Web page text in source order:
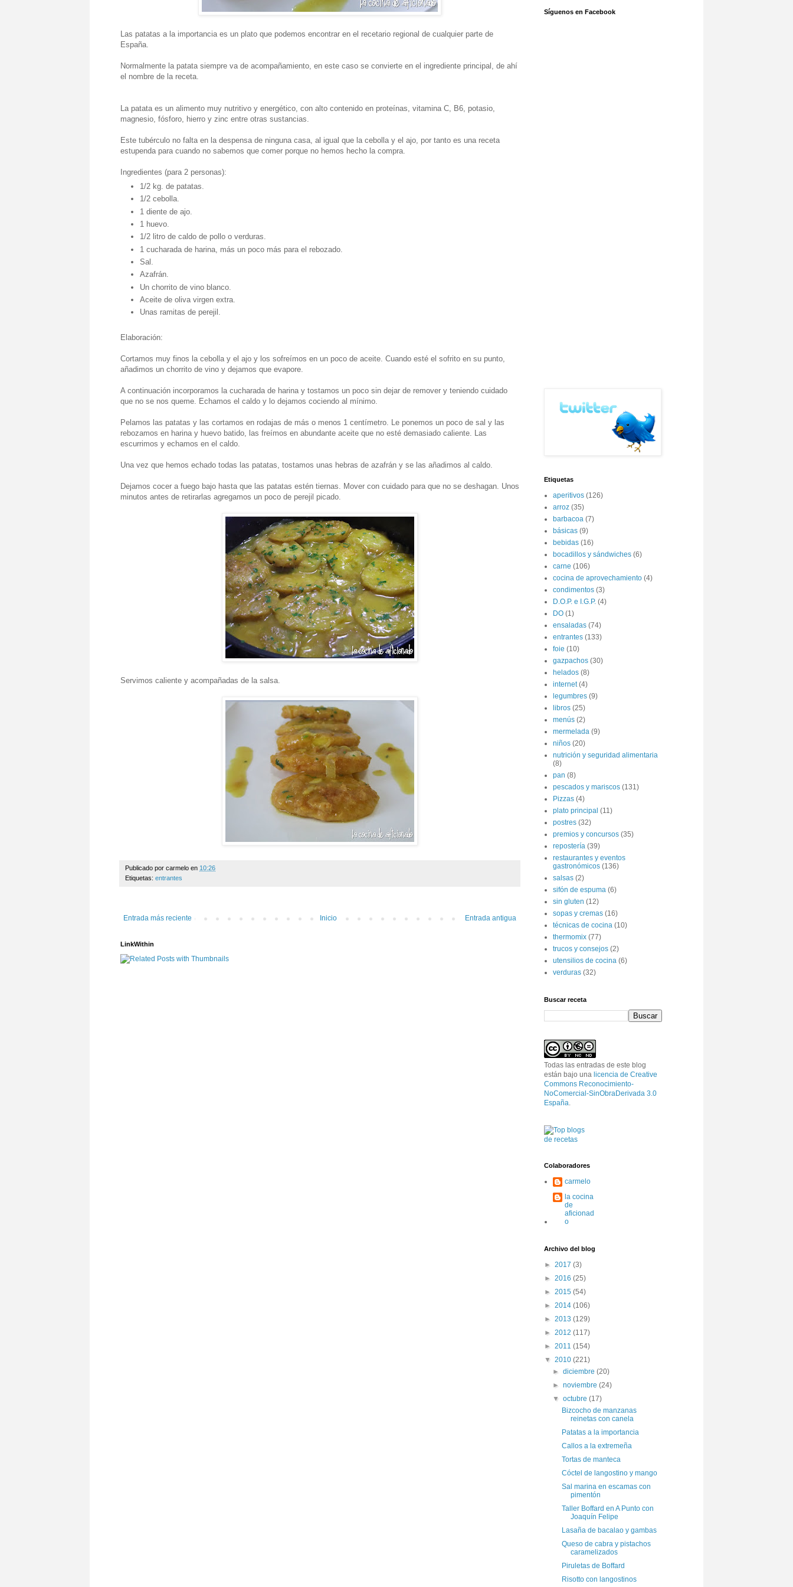
Las patatas a la importancia es un plato que podemos encontrar en el recetario regional de cualquier parte de
España.
Normalmente la patata siempre va de acompañamiento, en este caso se convierte en el ingrediente principal, de ahí
el nombre de la receta.
La patata es un alimento muy nutritivo y energético, con alto contenido en proteínas, vitamina C, B6, potasio,
magnesio, fósforo, hierro y zinc entre otras sustancias.
Este tubérculo no falta en la despensa de ninguna casa, al igual que la cebolla y el ajo, por tanto es una receta
estupenda para cuando no sabemos que comer porque no hemos hecho la compra.
Ingredientes (para 2 personas):
1/2 kg. de patatas.
1/2 cebolla.
1 diente de ajo.
1 huevo.
1/2 litro de caldo de pollo o verduras.
1 cucharada de harina, más un poco más para el rebozado.
Sal.
Azafrán.
Un chorrito de vino blanco.
Aceite de oliva virgen extra.
Unas ramitas de perejil.
Elaboración:
Cortamos muy finos la cebolla y el ajo y los sofreímos en un poco de aceite. Cuando esté el sofrito en su punto,
añadimos un chorrito de vino y dejamos que evapore.
A continuación incorporamos la cucharada de harina y tostamos un poco sin dejar de remover y teniendo cuidado
que no se nos queme. Echamos el caldo y lo dejamos cociendo al mínimo.
Pelamos las patatas y las cortamos en rodajas de más o menos 1 centímetro. Le ponemos un poco de sal y las
rebozamos en harina y huevo batido, las freímos en abundante aceite que no esté demasiado caliente. Las
escurrimos y echamos en el caldo.
Una vez que hemos echado todas las patatas, tostamos unas hebras de azafrán y se las añadimos al caldo.
Dejamos cocer a fuego bajo hasta que las patatas estén tiernas. Mover con cuidado para que no se deshagan. Unos
minutos antes de retirarlas agregamos un poco de perejil picado.
Servimos caliente y acompañadas de la salsa.
Publicado por carmelo en 10:26
Etiquetas: entrantes
Entrada más reciente Entrada antigua
Inicio
LinkWithin
Síguenos en Facebook
Etiquetas
aperitivos (126)
arroz (35)
barbacoa (7)
básicas (9)
bebidas (16)
bocadillos y sándwiches (6)
carne (106)
cocina de aprovechamiento (4)
condimentos (3)
D.O.P. e I.G.P. (4)
DO (1)
ensaladas (74)
entrantes (133)
foie (10)
gazpachos (30)
helados (8)
internet (4)
legumbres (9)
libros (25)
menús (2)
mermelada (9)
niños (20)
nutrición y seguridad alimentaria
(8)
pan (8)
pescados y mariscos (131)
Pizzas (4)
plato principal (11)
postres (32)
premios y concursos (35)
repostería (39)
restaurantes y eventos
gastronómicos (136)
salsas (2)
sifón de espuma (6)
sin gluten (12)
sopas y cremas (16)
técnicas de cocina (10)
thermomix (77)
trucos y consejos (2)
utensilios de cocina (6)
verduras (32)
Buscar receta
Todas las entradas de este blog
están bajo una licencia de Creative
Commons Reconocimiento-
NoComercial-SinObraDerivada 3.0
España.
Colaboradores
carmelo
la cocina
de
aficionad
o
Archivo del blog
► 2017 (3)
► 2016 (25)
► 2015 (54)
► 2014 (106)
► 2013 (129)
► 2012 (117)
► 2011 (154)
▼ 2010 (221)
►diciembre(20)
►noviembre(24)
▼octubre(17)
Bizcocho de manzanas
reinetas con canela
Patatas a la importancia
Callos a la extremeña
Tortas de manteca
Cóctel de langostino y mango
Sal marina en escamas con
pimentón
Taller Boffard en A Punto con
Joaquín Felipe
Lasaña de bacalao y gambas
Queso de cabra y pistachos
caramelizados
Piruletas de Boffard
Risotto con langostinos